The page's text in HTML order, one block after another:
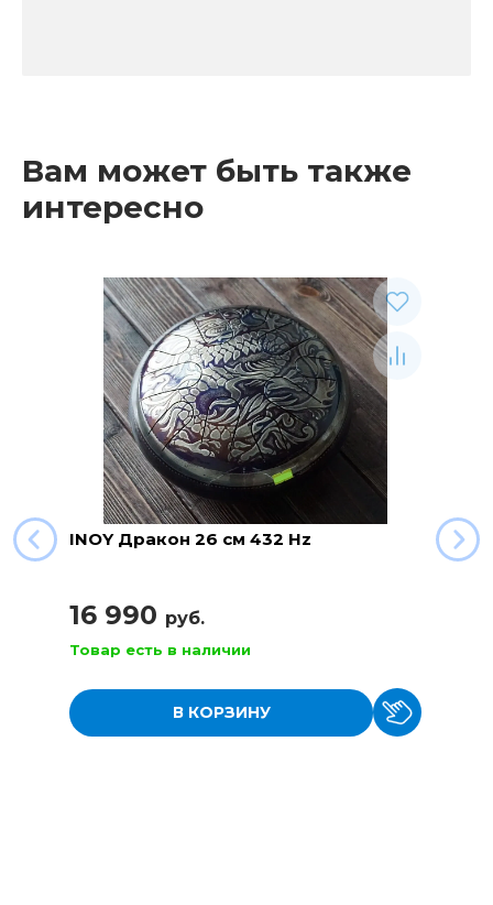
Вам может быть также
интересно
INOY Дракон 26 см 432 Hz
16 990 руб.
Товар есть в наличии
В КОРЗИНУ